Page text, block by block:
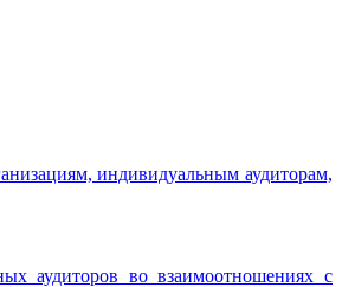
индивидуальным аудиторам,
аудиторов во взаимоотношениях с